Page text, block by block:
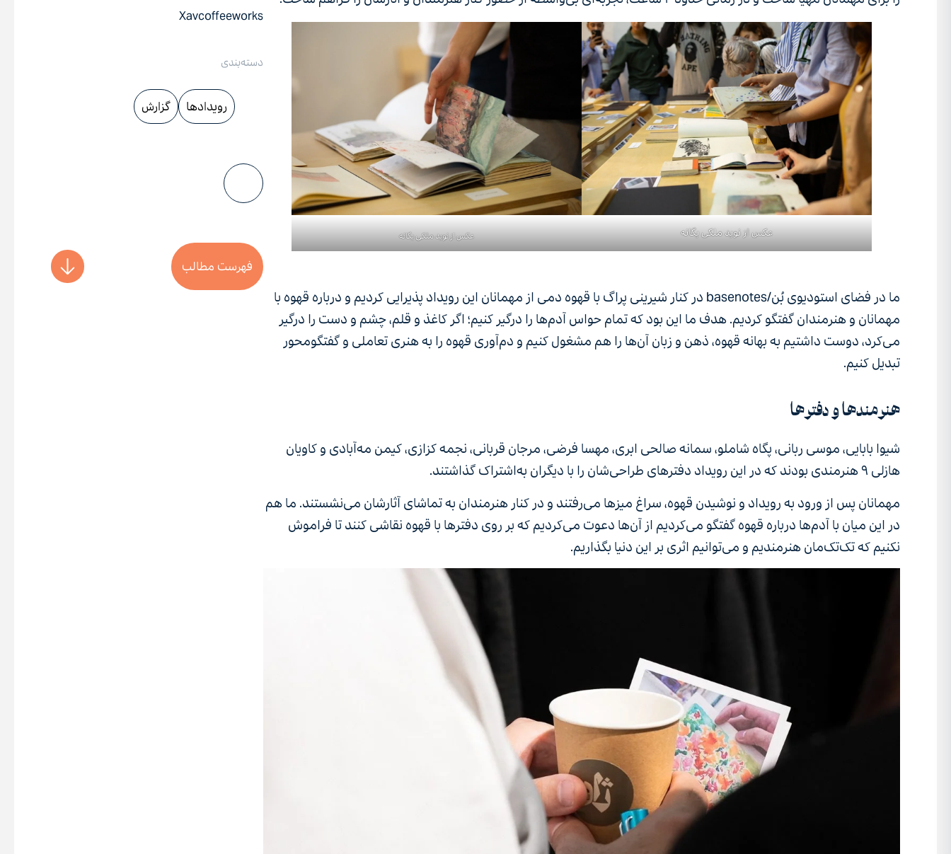
عکس از نوید ملکی یگانه عکس از نوید ملکی یگانه
ما در فضای استودیوی بُن/basenotes در کنار شیرینی پراگ با قهوه دمی از مهمانان این رویداد پذیرایی کردیم و درباره قهوه با
مهمانان و هنرمندان گفتگو کردیم. هدف ما این بود که تمام حواس آدم‌ها را درگیر کنیم؛ اگر کاغذ و قلم، چشم و دست را درگیر
می‌کرد، دوست داشتیم به بهانه قهوه، ذهن و زبان آن‌ها را هم مشغول کنیم و دم‌آوری قهوه را به هنری تعاملی و گفتگومحور
تبدیل کنیم.
هنرمندها و دفترها
شیوا بابایی، موسی ربانی، پگاه شاملو، سمانه صالحی ابری، مهسا فرضی، مرجان قربانی، نجمه کزازی، کیمن مه‌آبادی و کاویان
هازلی ۹ هنرمندی بودند که در این رویداد دفترهای طراحی‌شان را با دیگران به‌اشتراک گذاشتند.
مهمانان پس از ورود به رویداد و نوشیدن قهوه، سراغ میزها می‌رفتند و در کنار هنرمندان به تماشای آثارشان می‌نشستند. ما هم
در این میان با آدم‌ها درباره قهوه گفتگو می‌کردیم از آن‌ها دعوت می‌کردیم که بر روی دفترها با قهوه نقاشی کنند تا فراموش
نکنیم که تک‌تک‌مان هنرمندیم و می‌توانیم اثری بر این دنیا بگذاریم.
Xavcoffeeworks
دسته‌بندی
رویداد‌ها گزارش
فهرست مطالب